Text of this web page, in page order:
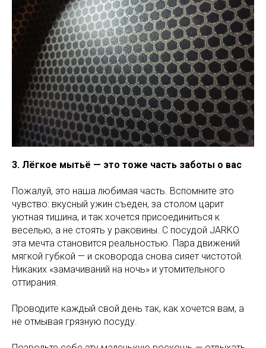
3. Лёгкое мытьё — это тоже часть заботы о вас
Пожалуй, это наша любимая часть. Вспомните это
чувство: вкусный ужин съеден, за столом царит
уютная тишина, и так хочется присоединиться к
веселью, а не стоять у раковины. С посудой JARKO
эта мечта становится реальностью. Пара движений
мягкой губкой — и сковорода снова сияет чистотой.
Никаких «замачиваний на ночь» и утомительного
оттирания.
Проводите каждый свой день так, как хочется вам, а
не отмывая грязную посуду.